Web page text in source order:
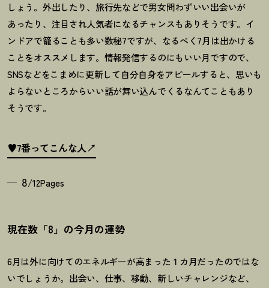
しょう。外出したり、旅行先などで男女問わずいい出会いが
あったり、注目され人気者になるチャンスもありそうです。イ
ンドアで籠ることも多い数秘7ですが、なるべく 7月は出かける
ことをオススメします。情報発信するのにもいい月ですので、
SNSなどをこまめに更新して自分自身をアピールすると、思いも
よらないところからいい話が舞い込んでくるなんてこともあり
そうです。
♥7番ってこんな人
8/12Pages
現在数「8」の今月の運勢
6月は外に向けてのエネルギーが高まった１カ月だったのではな
いでしょうか。出会い、仕事、移動、新しいチャレンジなど、